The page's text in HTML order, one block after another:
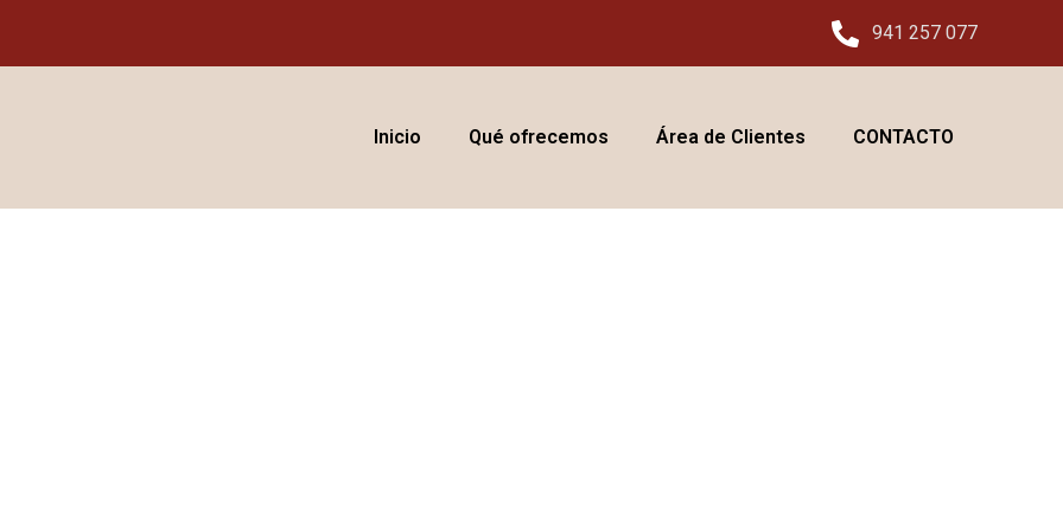
941 257 077
Inicio Qué ofrecemos Área de Clientes CONTACTO